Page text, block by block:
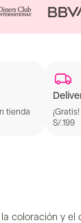
tienda
S/.199
la coloración y